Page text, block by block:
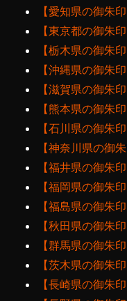
【愛知県の御朱印
【東京都の御朱印
【栃木県の御朱印
【沖縄県の御朱印
【滋賀県の御朱印
【熊本県の御朱印
【石川県の御朱印
【神奈川県の御朱
【福井県の御朱印
【福岡県の御朱印
【福島県の御朱印
【秋田県の御朱印
【群馬県の御朱印
【茨木県の御朱印
【長崎県の御朱印